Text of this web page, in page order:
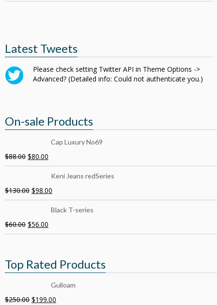
Latest Tweets
Please check setting Twitter API in Theme Options ->
Advanced? (Detailed info: Could not authenticate you.)
On-sale Products
Cap Luxury No69
$88.00 $80.00
Keni Jeans redSeries
$130.00 $98.00
Black T-series
$60.00 $56.00
Top Rated Products
Gulloam
$250.00 $199.00